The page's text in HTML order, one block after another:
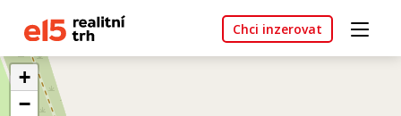
Chci inzerovat
+
−